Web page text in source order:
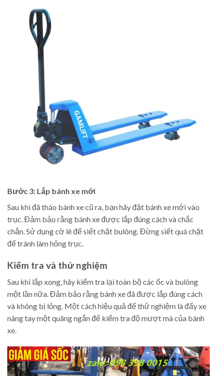
Bước 3: Lắp bánh xe mới
Sau khi đã tháo bánh xe cũ ra, bạn hãy đặt bánh xe mới vào
trục. Đảm bảo rằng bánh xe được lắp đúng cách và chắc
chắn. Sử dụng cờ lê để siết chặt bulông. Đừng siết quá chặt
để tránh làm hỏng trục.
Kiểm tra và thử nghiệm
Sau khi lắp xong, hãy kiểm tra lại toàn bộ các ốc và bulông
một lần nữa. Đảm bảo rằng bánh xe đã được lắp đúng cách
và không bị lỏng. Một cách hiệu quả để thử nghiệm là đẩy xe
nâng tay một quãng ngắn để kiểm tra độ mượt mà của bánh
xe.